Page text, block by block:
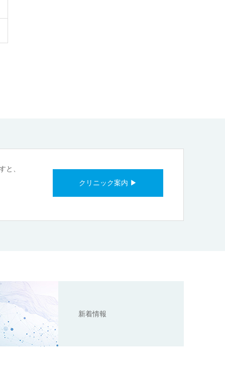
と、
クリニック案内 ▶
新着情報